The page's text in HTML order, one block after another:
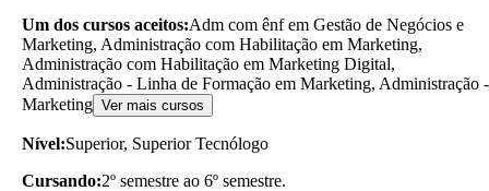
Um dos cursos aceitos:Adm com ênf em Gestão de Negócios e
Marketing, Administração com Habilitação em Marketing,
Administração com Habilitação em Marketing Digital,
Administração - Linha de Formação em Marketing, Administração -
Marketing Ver mais cursos
Nível:Superior, Superior Tecnólogo
Cursando:2º semestre ao 6º semestre.